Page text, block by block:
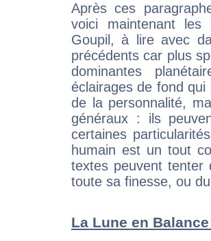
Après ces
voici maintenant les
Goupil, à lire avec
précédents car plus
dominantes
éclairages de fond
de la personnalité,
généraux : ils
certaines
humain est un tout
textes peuvent tenter
toute sa finesse, ou
La Lune en